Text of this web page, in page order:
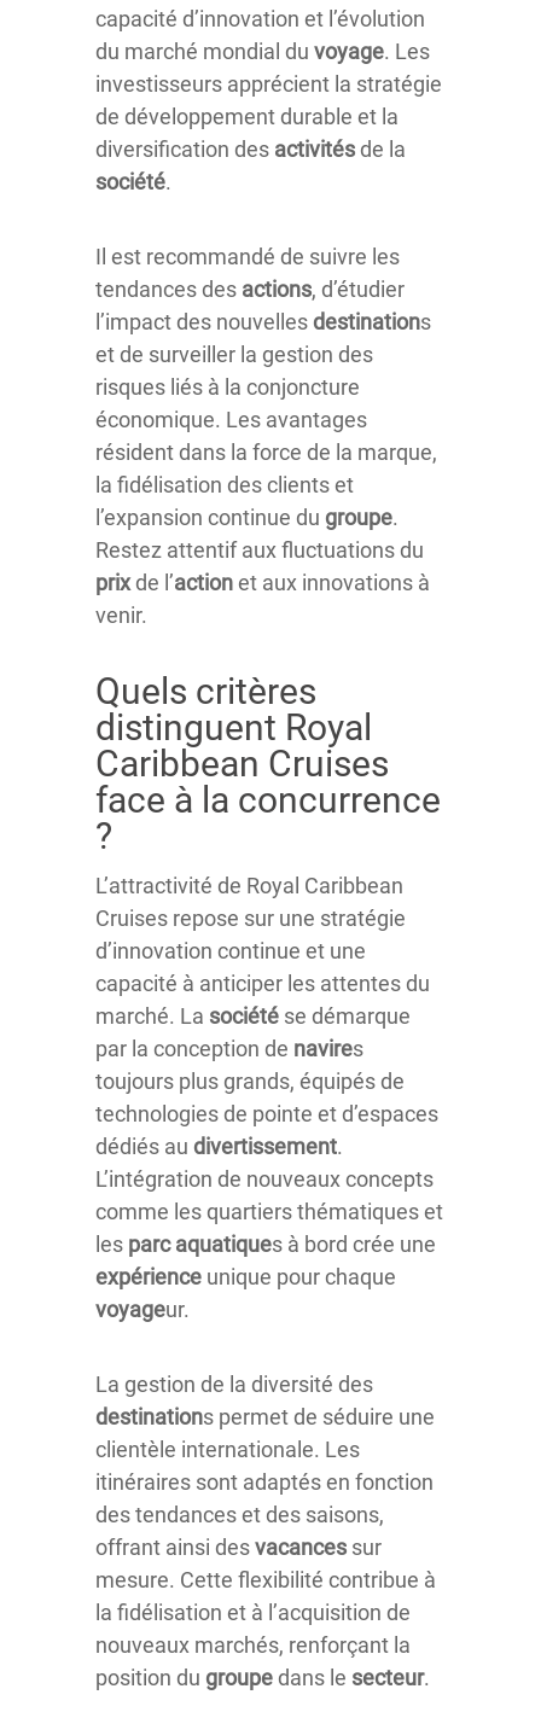
capacité d’innovation et l’évolution
du marché mondial du voyage. Les
investisseurs apprécient la stratégie
de développement durable et la
diversification des activités de la
société.
Il est recommandé de suivre les
tendances des actions, d’étudier
l’impact des nouvellesdestinations
et de surveiller la gestion des
risques liés à la conjoncture
économique. Les avantages
résident dans la force de la marque,
la fidélisation des clients et
l’expansion continue du groupe.
Restez attentif aux fluctuations du
prixde l’actionet aux innovations à
venir.
Quels critères
distinguent Royal
Caribbean Cruises
face à la concurrence
?
L’attractivité de Royal Caribbean
Cruises repose sur une stratégie
d’innovation continue et une
capacité à anticiper les attentes du
marché. La société se démarque
par la conception de navires
toujours plus grands, équipés de
technologies de pointe et d’espaces
dédiés au divertissement.
L’intégration de nouveaux concepts
comme les quartiers thématiques et
les parc aquatiques à bord crée une
expérience unique pour chaque
voyageur.
La gestion de la diversité des
destinations permet de séduire une
clientèle internationale. Les
itinéraires sont adaptés en fonction
des tendances et des saisons,
offrant ainsi desvacances sur
mesure. Cette flexibilité contribue à
la fidélisation et à l’acquisition de
nouveaux marchés, renforçant la
position du groupe dans le secteur.